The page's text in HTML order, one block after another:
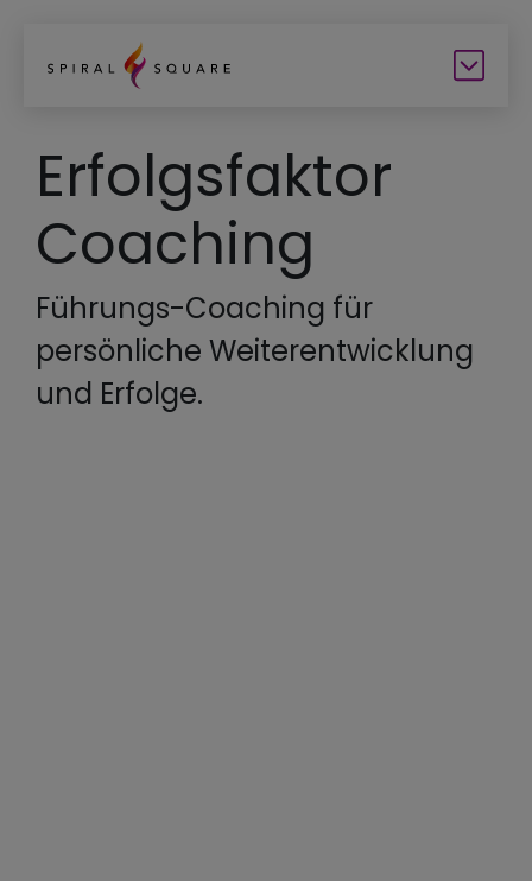
Erfolgsfaktor
Coaching
Führungs-Coaching für
persönliche Weiterentwicklung
und Erfolge.